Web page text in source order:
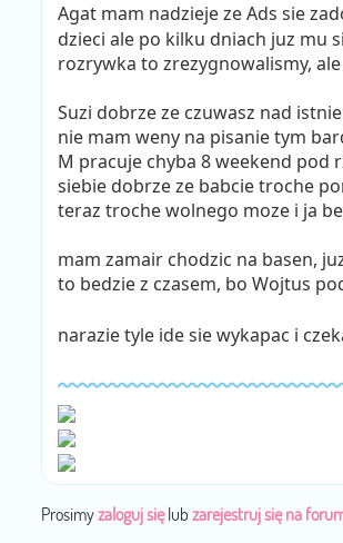
Agat mam nadzieje ze Ads sie
dzieci ale po kilku dniach juz mu
rozrywka to zrezygnowalismy,
Suzi dobrze ze czuwasz nad
nie mam weny na pisanie tym
M pracuje chyba 8 weekend pod
siebie dobrze ze babcie troche
teraz troche wolnego moze i ja
mam zamair chodzic na basen,
to bedzie z czasem, bo Wojtus
narazie tyle ide sie wykapac i
Prosimyzaloguj sięlub zarejestruj się na